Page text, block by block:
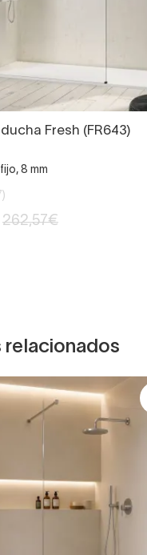
Fresh (FR643)
8 mm
262,57€
relacionados